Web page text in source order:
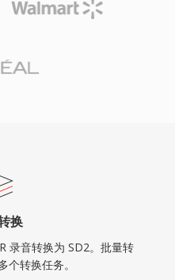
换
录音转换为 SD2。批量转
个转换任务。